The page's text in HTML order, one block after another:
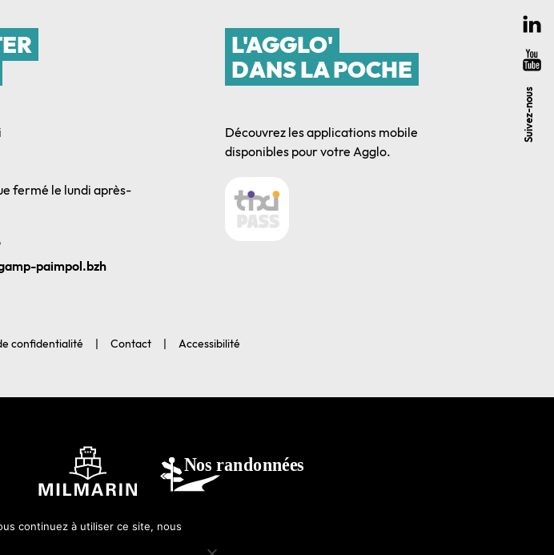
Suivez-nous
fermé le lundi après-
paimpol.bzh
L'AGGLO'
DANS LA POCHE
Découvrez les applications mobile
disponibles pour votre Agglo.
confidentialité Contact Accessibilité
|
continuez à utiliser ce site, nous